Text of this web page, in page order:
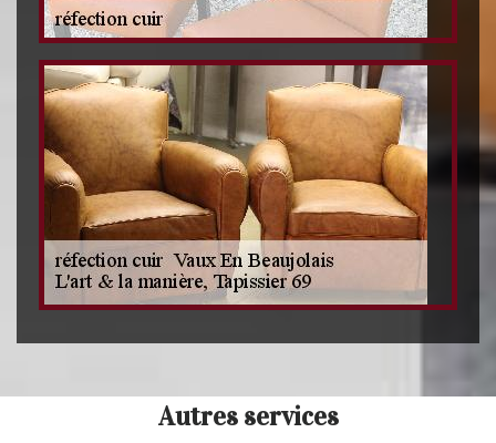
Autres services